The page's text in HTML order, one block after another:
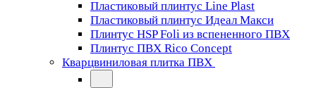
Пластиковый плинтус Line Plast
Пластиковый плинтус Идеал Макси
Плинтус HSP Foli из вспененного ПВХ
Плинтус ПВХ Rico Concept
Кварцвиниловая плитка ПВХ